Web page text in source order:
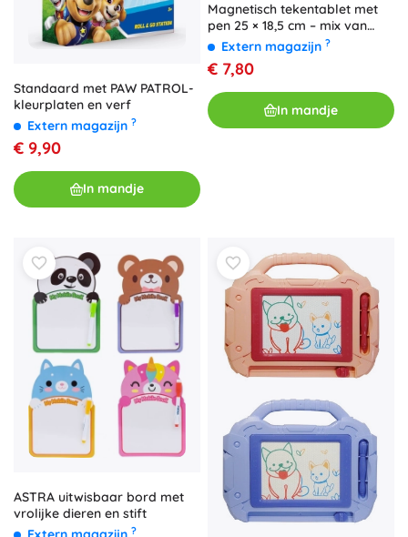
Standaard met PAW PATROL-
kleurplaten en verf
Extern magazijn ?
€ 9,90
In mandje
Magnetisch tekentablet met
pen 25 × 18,5 cm – mix van
kleuren
Extern magazijn ?
€ 7,80
In mandje
ASTRA uitwisbaar bord met
vrolijke dieren en stift
?